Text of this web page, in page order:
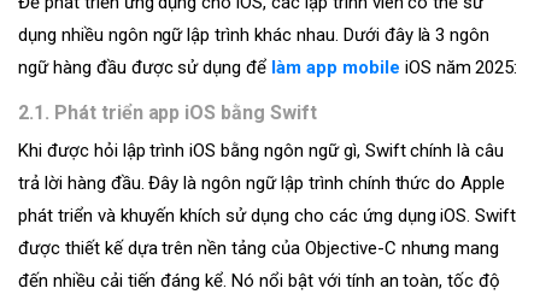
dụng nhiều ngôn ngữ lập trình khác nhau. Dưới đây là 3 ngôn
ngữ hàng đầu được sử dụng để làm app mobile iOS năm 2025:
2.1. Phát triển app iOS bằng Swift
Khi được hỏi lập trình iOS bằng ngôn ngữ gì, Swift chính là câu
trả lời hàng đầu. Đây là ngôn ngữ lập trình chính thức do Apple
phát triển và khuyến khích sử dụng cho các ứng dụng iOS. Swift
được thiết kế dựa trên nền tảng của Objective-C nhưng mang
đến nhiều cải tiến đáng kể. Nó nổi bật với tính an toàn, tốc độ